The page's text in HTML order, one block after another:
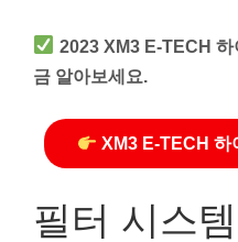
2023 XM3 E-TECH
금 알아보세요.
XM3 E-TECH 하
필터 시스